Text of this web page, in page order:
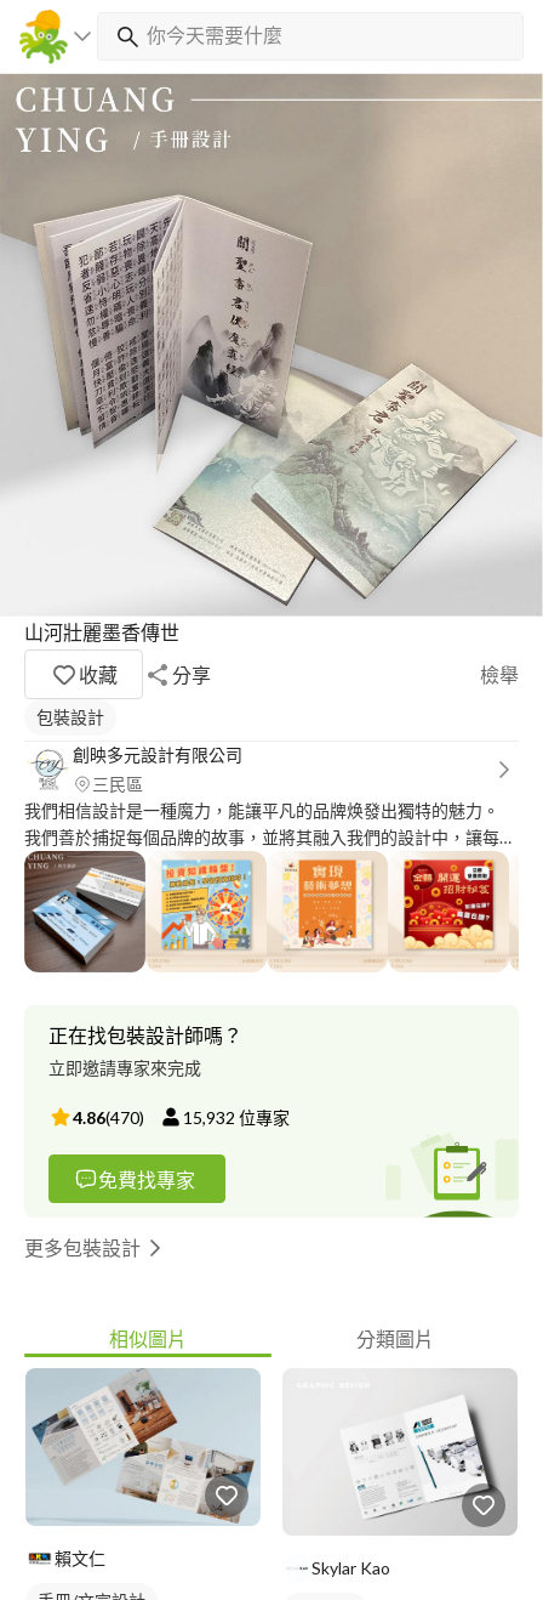
山河壯麗墨香傳世
收藏
分享 檢舉
包裝設計
創映多元設計有限公司
三民區
我們相信設計是一種魔力，能讓平凡的品牌焕發出獨特的魅力。
我們善於捕捉每個品牌的故事，並將其融入我們的設計中，讓每一
個作品都充滿個性和情感。 我們的設計不僅追求美感，更注重與
客戶的互動和溝通。 我們以服務為核心，始終站在客戶的角度思
考，確保每個設計都能完美呈現品牌的價值和理念。 ✍ 主要服
務： ▸LOGO設計 ▸DM設計 ▸海報設計 ▸書籍設計 ▸封面設計 ▸包裝
設計..等 提供後期輸出服務，皆可另外討論報價 創映多元設計➤接
風格偏好 ❷提供報價單，收到訂金進行初稿設計 ❸進行第一次校
稿／第一次校稿修改 ❹進行第二次校稿／第二次校稿修改 ❺進行
第三次校稿／第三次校稿修改 ❻收到尾款後再提供完稿檔案／結
的產品都符合其經營理念及整體風格。 ☑ 讓客戶得到最理想也最
滿意的產品。 ☑ 校稿僅限顏色、文字等小地方做修改，勿做大幅
度修改 ☑ 提供三次免費校稿，超過每次酌收修改費
正在找包裝設計師嗎？
立即邀請專家來完成
4.86(470) 15,932 位專家
免費找專家
更多包裝設計
相似圖片 分類圖片
賴文仁 Skylar Kao